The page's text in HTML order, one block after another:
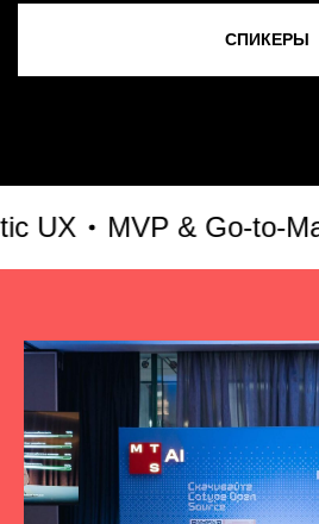
MVP & Go-to-Market